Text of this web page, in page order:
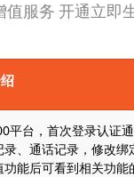
值服务 开通立即
平台，首次登录认证
、通话记录，修改绑
能后可看到相关功能